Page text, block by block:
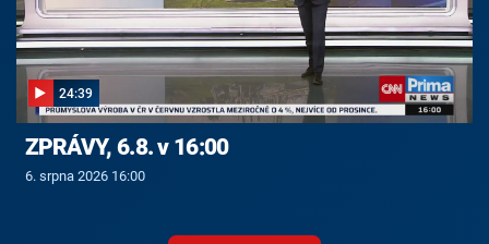
24:39
ZPRÁVY, 6.8. v 16:00
6. srpna 2026 16:00